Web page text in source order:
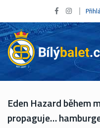
Eden Hazard během
propaguje…